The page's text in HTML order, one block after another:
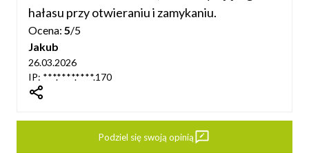
hałasu przy otwieraniu i zamykaniu.
Ocena: 5/5
Jakub
26.03.2026
IP: ***.****.****.170
Podziel się swoją opinią